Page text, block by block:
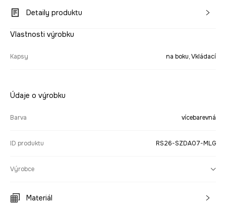
Detaily produktu
Vlastnosti výrobku
Kapsy na boku, Vkládací
Údaje o výrobku
Barva vícebarevná
ID produktu RS26-SZDA07-MLG
Výrobce
Materiál